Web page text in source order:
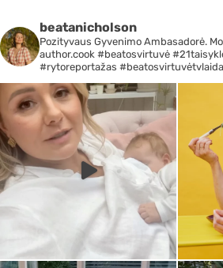
beatanicholson
Pozityvaus Gyvenimo Ambasadorė.
author.cook #beatosvirtuvė
#rytoreportažas #beatosvirtuvėtvlaida